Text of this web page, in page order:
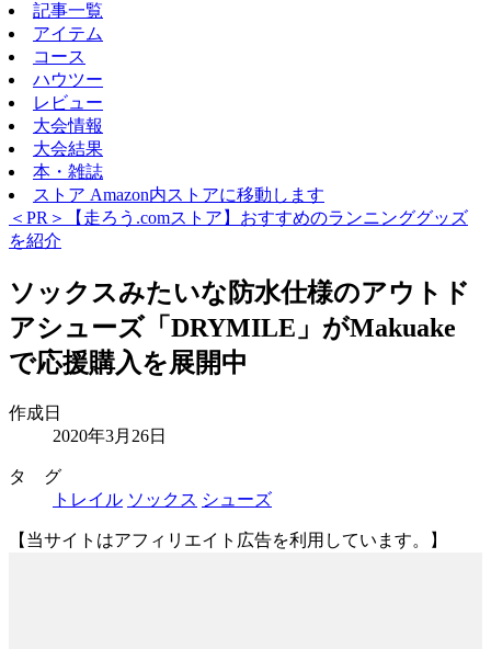
記事一覧
アイテム
コース
ハウツー
レビュー
大会情報
大会結果
本・雑誌
ストア Amazon内ストアに移動します
＜PR＞【走ろう.comストア】おすすめのランニンググッズ
を紹介
ソックスみたいな防水仕様のアウトド
アシューズ「DRYMILE」がMakuake
で応援購入を展開中
作成日
2020年3月26日
タ グ
トレイル ソックス シューズ
【当サイトはアフィリエイト広告を利用しています。】